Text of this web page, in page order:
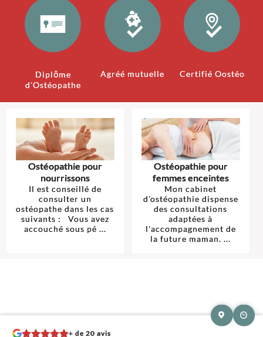
Diplôme
d'Ostéopathe
Agréé mutuelle Certifié Oostéo
Ostéopathie pour
nourrissons
Il est conseillé de
consulter un
ostéopathe dans les cas
suivants : Vous avez
accouché sous pé ...
Ostéopathie pour
femmes enceintes
Mon cabinet
d'ostéopathie dispense
des consultations
adaptées à
l'accompagnement de
la future maman. ...
+ de 20 avis